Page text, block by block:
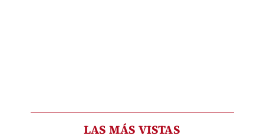
LAS MÁS VISTAS